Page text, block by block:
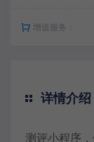
增值服务：
详情介绍
测评小程序